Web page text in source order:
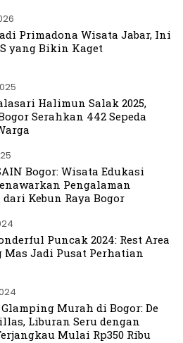
Primadona Wisata Jabar, Ini
yang Bikin Kaget
Halimun Salak 2025,
Serahkan 442 Sepeda
Bogor: Wisata Edukasi
Pengalaman
dari Kebun Raya Bogor
Puncak 2024: Rest Area
Mas Jadi Pusat Perhatian
Murah di Bogor: De
Liburan Seru dengan
Mulai Rp350 Ribu